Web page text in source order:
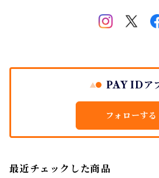
PAY IDア
フォローする
最近チェックした商品